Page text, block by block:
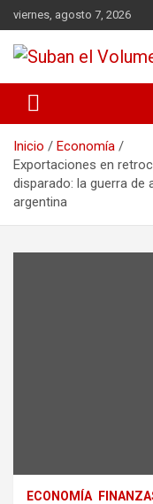
viernes, agosto 7, 2026
Suban el
Departamento
Inicio
Economía
Exportaciones en
disparado: la guerra de
argentina
ECONOMÍA